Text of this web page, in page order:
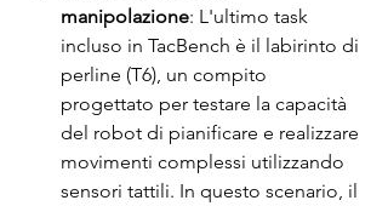
manipolazione: L'ultimo task
incluso in TacBench è il labirinto di
perline (T6), un compito
progettato per testare la capacità
del robot di pianificare e realizzare
movimenti complessi utilizzando
sensori tattili. In questo scenario, il